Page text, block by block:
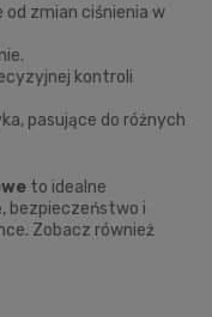
zmian ciśnienia w
kontroli
pasujące do różnych
to idealne
bezpieczeństwo i
Zobacz również